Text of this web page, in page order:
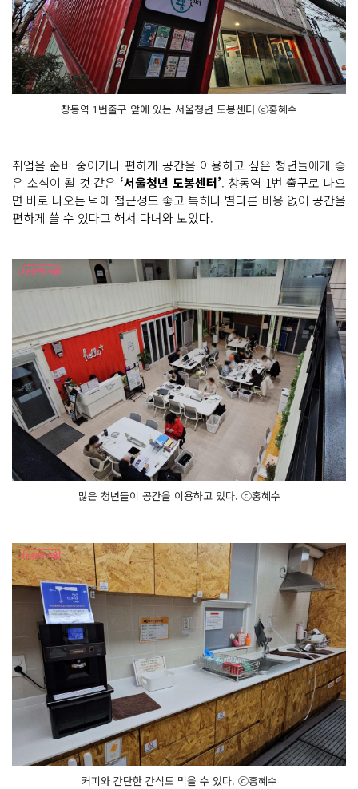
창동역 1번출구 앞에 있는 서울청년 도봉센터 ⓒ홍혜수
취업을 준비 중이거나 편하게 공간을 이용하고 싶은 청년들에게 좋
은 소식이 될 것 같은 ‘서울청년 도봉센터’. 창동역 1번 출구로 나오
면 바로 나오는 덕에 접근성도 좋고 특히나 별다른 비용 없이 공간을
편하게 쓸 수 있다고 해서 다녀와 보았다.
많은 청년들이 공간을 이용하고 있다. ⓒ홍혜수
커피와 간단한 간식도 먹을 수 있다. ⓒ홍혜수